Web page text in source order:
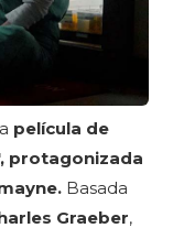
película de
protagonizada
Basada
Graeber,